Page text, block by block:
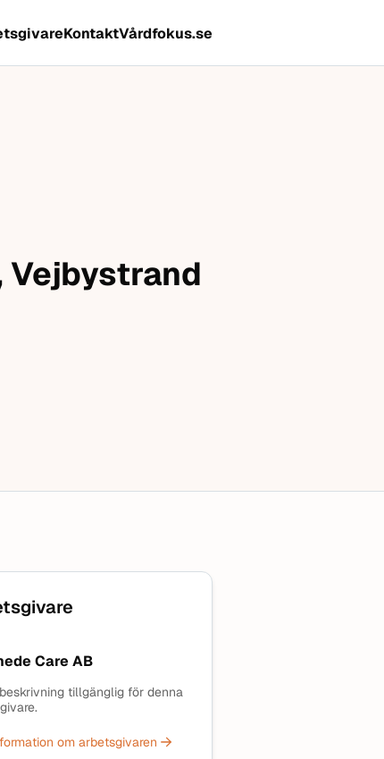
KontaktVårdfokus.se
Vejbystrand
Care AB
tillgänglig för denna
om arbetsgivaren